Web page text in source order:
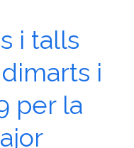
i talls
i
per la